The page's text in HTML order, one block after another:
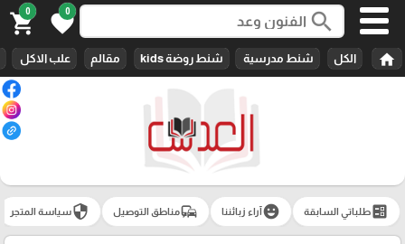
search
0
favorite
0
shopping_cart
home الكل شنط مدرسية شنط روضة kids مقالم علب الاكل
ballotطلباتي السابقة emoji_emotionsآراء زبائننا commuteمناطق التوصيل securityسياسة المتجر